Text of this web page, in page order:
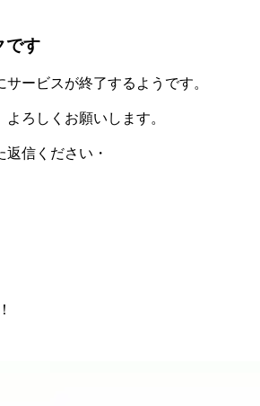
です
ービスが終了するようです。
ろしくお願いします。
信ください・